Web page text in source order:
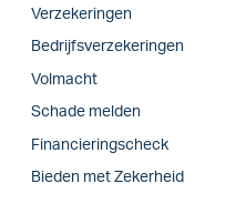
Verzekeringen
Bedrijfs­verzekeringen
Volmacht
Schade melden
Financieringscheck
Bieden met Zekerheid